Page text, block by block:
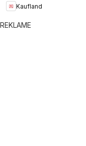
Kaufland
REKLAME